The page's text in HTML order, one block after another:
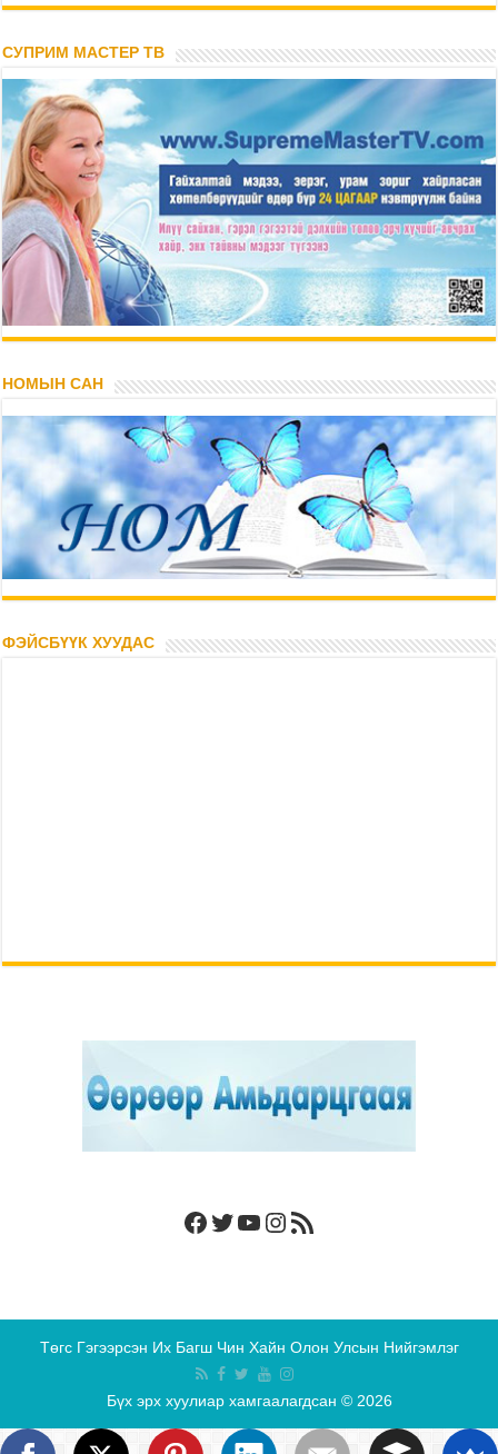
СУПРИМ МАСТЕР ТВ
НОМЫН САН
ФЭЙСБҮҮК ХУУДАС
Facebook
Twitter
YouTube
Instagram
RSS Feed
Төгс Гэгээрсэн Их Багш Чин Хайн Олон Улсын Нийгэмлэг
Бүх эрх хуулиар хамгаалагдсан © 2026